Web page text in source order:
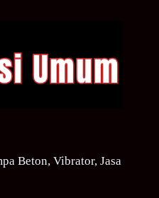
Beton, Vibrator, Jasa